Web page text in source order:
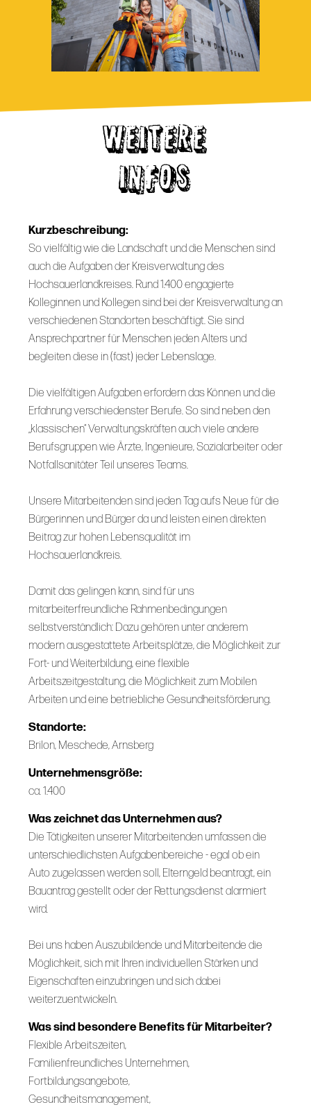
WEITERE
INFOS
Kurzbeschreibung:
So vielfältig wie die Landschaft und die Menschen sind
auch die Aufgaben der Kreisverwaltung des
Hochsauerlandkreises. Rund 1.400 engagierte
Kolleginnen und Kollegen sind bei der Kreisverwaltung an
verschiedenen Standorten beschäftigt. Sie sind
Ansprechpartner für Menschen jeden Alters und
begleiten diese in (fast) jeder Lebenslage.
Die vielfältigen Aufgaben erfordern das Können und die
Erfahrung verschiedenster Berufe. So sind neben den
„klassischen“ Verwaltungskräften auch viele andere
Berufsgruppen wie Ärzte, Ingenieure, Sozialarbeiter oder
Notfallsanitäter Teil unseres Teams.
Unsere Mitarbeitenden sind jeden Tag aufs Neue für die
Bürgerinnen und Bürger da und leisten einen direkten
Beitrag zur hohen Lebensqualität im
Hochsauerlandkreis.
Damit das gelingen kann, sind für uns
mitarbeiterfreundliche Rahmenbedingungen
selbstverständlich: Dazu gehören unter anderem
modern ausgestattete Arbeitsplätze, die Möglichkeit zur
Fort- und Weiterbildung, eine flexible
Arbeitszeitgestaltung, die Möglichkeit zum Mobilen
Arbeiten und eine betriebliche Gesundheitsförderung.
Standorte:
Brilon, Meschede, Arnsberg
Unternehmensgröße:
ca. 1.400
Was zeichnet das Unternehmen aus?
Die Tätigkeiten unserer Mitarbeitenden umfassen die
unterschiedlichsten Aufgabenbereiche - egal ob ein
Auto zugelassen werden soll, Elterngeld beantragt, ein
Bauantrag gestellt oder der Rettungsdienst alarmiert
wird.
Bei uns haben Auszubildende und Mitarbeitende die
Möglichkeit, sich mit Ihren individuellen Stärken und
Eigenschaften einzubringen und sich dabei
weiterzuentwickeln.
Was sind besondere Benefits für Mitarbeiter?
Flexible Arbeitszeiten,
Familienfreundliches Unternehmen,
Fortbildungsangebote,
Gesundheitsmanagement,